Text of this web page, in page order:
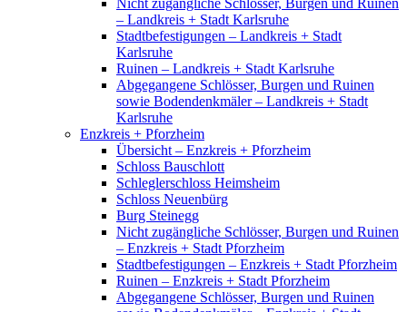
Nicht zugängliche Schlösser, Burgen und Ruinen
– Landkreis + Stadt Karlsruhe
Stadtbefestigungen – Landkreis + Stadt
Karlsruhe
Ruinen – Landkreis + Stadt Karlsruhe
Abgegangene Schlösser, Burgen und Ruinen
sowie Bodendenkmäler – Landkreis + Stadt
Karlsruhe
Enzkreis + Pforzheim
Übersicht – Enzkreis + Pforzheim
Schloss Bauschlott
Schleglerschloss Heimsheim
Schloss Neuenbürg
Burg Steinegg
Nicht zugängliche Schlösser, Burgen und Ruinen
– Enzkreis + Stadt Pforzheim
Stadtbefestigungen – Enzkreis + Stadt Pforzheim
Ruinen – Enzkreis + Stadt Pforzheim
Abgegangene Schlösser, Burgen und Ruinen